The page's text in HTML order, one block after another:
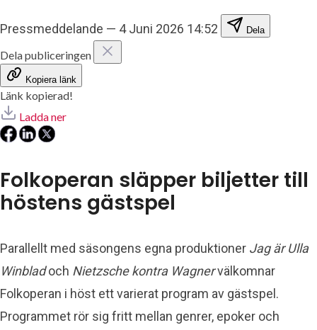
Pressmeddelande — 4 Juni 2026 14:52 Dela
Dela publiceringen
Kopiera länk
Länk kopierad!
Ladda ner
Folkoperan släpper biljetter till
höstens gästspel
Parallellt med säsongens egna produktioner Jag är Ulla
Winbladoch Nietzsche kontra Wagnervälkomnar
Folkoperan i höst ett varierat program av gästspel.
Programmet rör sig fritt mellan genrer, epoker och